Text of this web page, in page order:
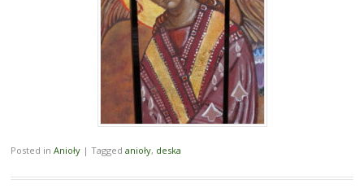
Posted in Anioły | Tagged anioły, deska